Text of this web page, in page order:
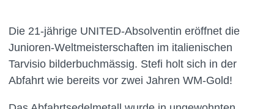
Die 21-jährige UNITED-Absolventin eröffnet die
Junioren-Weltmeisterschaften im italienischen
Tarvisio bilderbuchmässig. Stefi holt sich in der
Abfahrt wie bereits vor zwei Jahren WM-Gold!